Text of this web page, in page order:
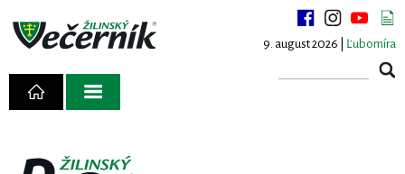
9. august 2026 | Ľubomíra